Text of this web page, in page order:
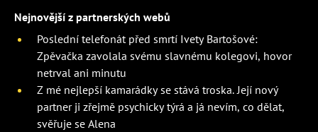
Nejnovější z partnerských webů
Poslední telefonát před smrtí Ivety Bartošové:
Zpěvačka zavolala svému slavnému kolegovi, hovor
netrval ani minutu
Z mé nejlepší kamarádky se stává troska. Její nový
partner ji zřejmě psychicky týrá a já nevím, co dělat,
svěřuje se Alena